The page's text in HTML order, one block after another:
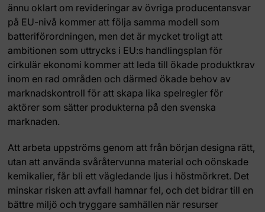
ännu oklart om revideringar av övriga producentansvar
på EU-nivå kommer att följa samma modell som
batteriförordningen, men det är mycket troligt att
ambitionen som uttrycks i EU:s handlingsplan för
cirkulär ekonomi kommer att leda till ökade produktkrav
inom en rad områden och därmed ökade behov av
marknadskontroll för att skapa lika spelregler för
aktörer som sätter produkterna på den svenska
marknaden.
Att arbeta uppströms genom att från början designa rätt,
utan att använda svåråtervunna material och oönskade
kemikalier, får bli ett vägledande ljus i höstmörkret. Det
minskar risken att avfall hamnar fel, och det bidrar till en
bättre miljö och tryggare samhällen när resurser